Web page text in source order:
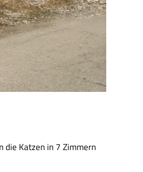
die Katzen in 7 Zimmern